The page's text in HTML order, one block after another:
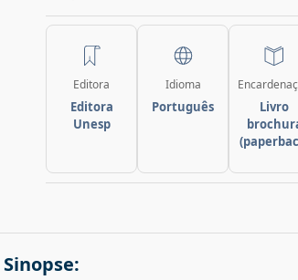
Editora
Editora
Unesp
Idioma
Português
Livro
Sinopse: